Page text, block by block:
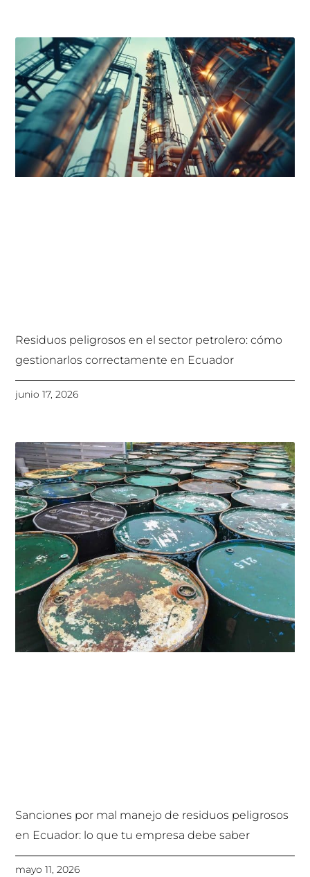
Residuos peligrosos en el sector petrolero: cómo
gestionarlos correctamente en Ecuador
junio 17, 2026
Sanciones por mal manejo de residuos peligrosos
en Ecuador: lo que tu empresa debe saber
mayo 11, 2026